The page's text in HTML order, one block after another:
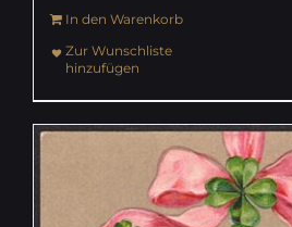
In den Warenkorb
Zur Wunschliste
hinzufügen